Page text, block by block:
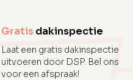
Gratisdakinspectie
Laat een gratis dakinspectie
uitvoeren door DSP. Bel ons
voor een afspraak!